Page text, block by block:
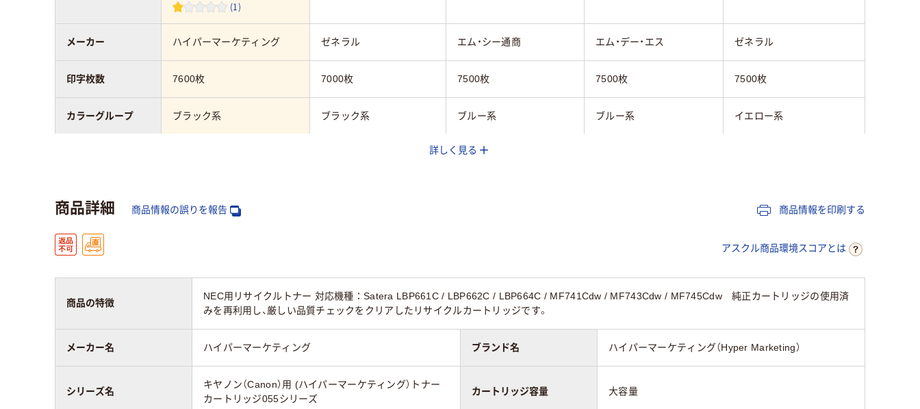
(1)
メーカー ハイパーマーケティング ゼネラル エム・シー通商 エム・デー・エス ゼネラル
印字枚数 7600枚 7000枚 7500枚 7500枚 7500枚
カラーグループ ブラック系 ブラック系 ブルー系 ブルー系 イエロー系
キヤノン
詳しく見る
商品詳細 商品情報の誤りを報告 商品情報を印刷する
アスクル商品環境スコアとは
商品の特徴
NEC用リサイクルトナー 対応機種：Satera LBP661C / LBP662C / LBP664C / MF741Cdw / MF743Cdw / MF745Cdw 純正カートリッジの使用済
みを再利用し、厳しい品質チェックをクリアしたリサイクルカートリッジです。
メーカー名 ハイパーマーケティング ブランド名 ハイパーマーケティング（Hyper Marketing）
シリーズ名
キヤノン（Canon）用 (ハイパーマーケティング）トナー
カートリッジ055シリーズ
カートリッジ容量 大容量